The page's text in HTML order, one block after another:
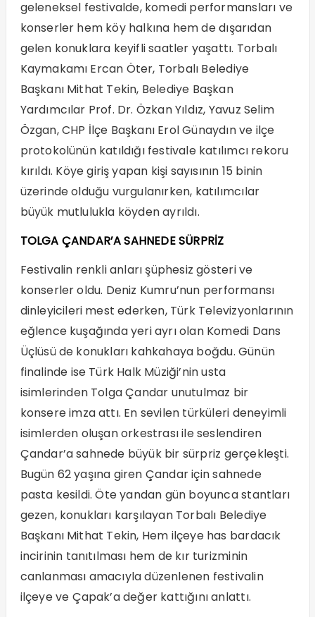
geleneksel festivalde, komedi performansları ve
konserler hem köy halkına hem de dışarıdan
gelen konuklara keyifli saatler yaşattı. Torbalı
Kaymakamı Ercan Öter, Torbalı Belediye
Başkanı Mithat Tekin, Belediye Başkan
Yardımcılar Prof. Dr. Özkan Yıldız, Yavuz Selim
Özgan, CHP İlçe Başkanı Erol Günaydın ve ilçe
protokolünün katıldığı festivale katılımcı rekoru
kırıldı. Köye giriş yapan kişi sayısının 15 binin
üzerinde olduğu vurgulanırken, katılımcılar
büyük mutlulukla köyden ayrıldı.
TOLGA ÇANDAR’A SAHNEDE SÜRPRİZ
Festivalin renkli anları şüphesiz gösteri ve
konserler oldu. Deniz Kumru’nun performansı
dinleyicileri mest ederken, Türk Televizyonlarının
eğlence kuşağında yeri ayrı olan Komedi Dans
Üçlüsü de konukları kahkahaya boğdu. Günün
finalinde ise Türk Halk Müziği’nin usta
isimlerinden Tolga Çandar unutulmaz bir
konsere imza attı. En sevilen türküleri deneyimli
isimlerden oluşan orkestrası ile seslendiren
Çandar’a sahnede büyük bir sürpriz gerçekleşti.
Bugün 62 yaşına giren Çandar için sahnede
pasta kesildi. Öte yandan gün boyunca stantları
gezen, konukları karşılayan Torbalı Belediye
Başkanı Mithat Tekin, Hem ilçeye has bardacık
incirinin tanıtılması hem de kır turizminin
canlanması amacıyla düzenlenen festivalin
ilçeye ve Çapak’a değer kattığını anlattı.